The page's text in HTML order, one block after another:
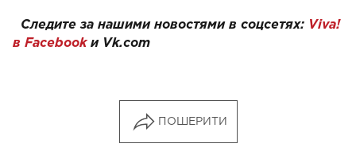
Следите за нашими новостями в соцсетях: Viva!
в Facebookи Vk.com
ПОШЕРИТИ